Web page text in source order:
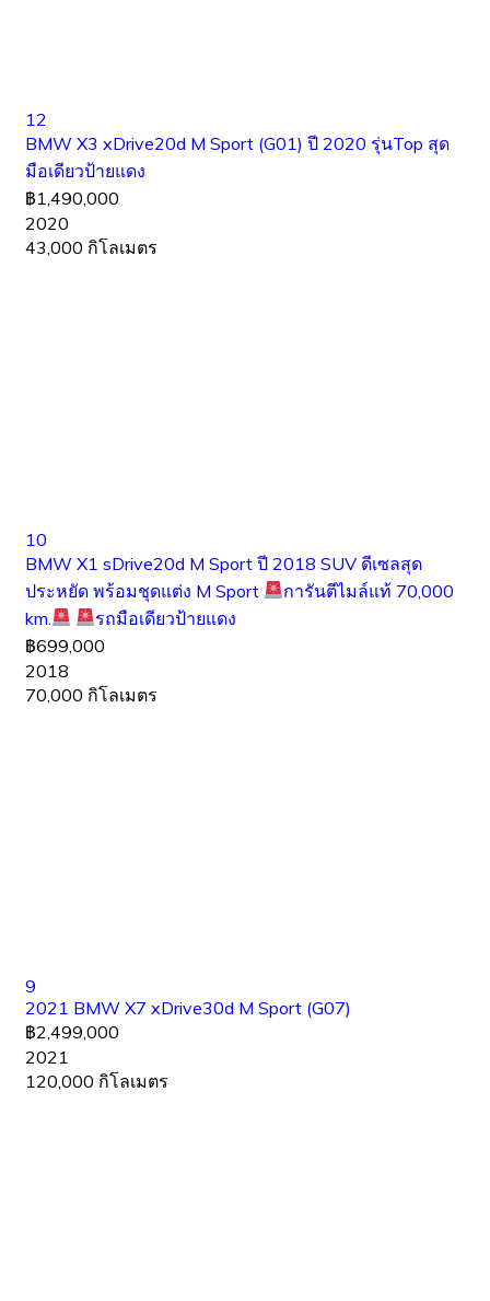
12
BMW X3 xDrive20d M Sport (G01) ปี 2020 รุ่นTop สุด
มือเดียวป้ายแดง
฿1,490,000
2020
43,000 กิโลเมตร
10
BMW X1 sDrive20d M Sport ปี 2018 SUV ดีเซลสุด
ประหยัด พร้อมชุดแต่ง M Sport
การันตีไมล์แท้ 70,000
km.
รถมือเดียวป้ายแดง
฿699,000
2018
70,000 กิโลเมตร
9
2021 BMW X7 xDrive30d M Sport (G07)
฿2,499,000
2021
120,000 กิโลเมตร